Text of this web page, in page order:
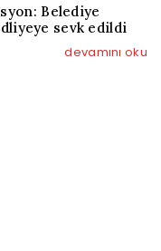
Belediye
sevk edildi
devamını oku